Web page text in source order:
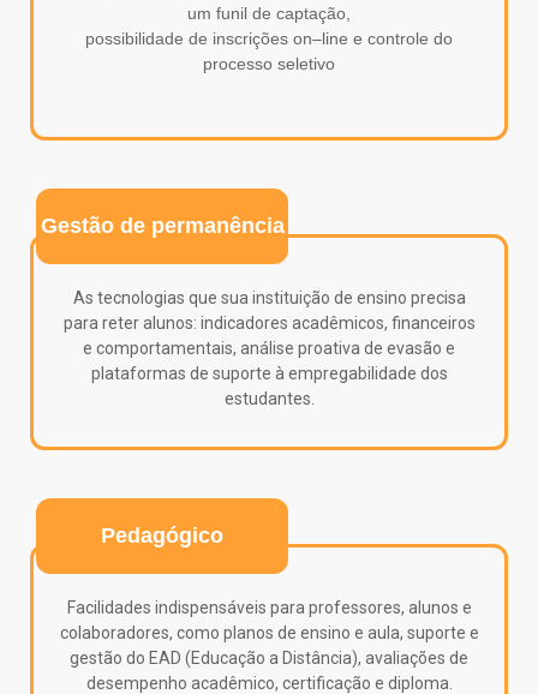
um funil de captação,
possibilidade de inscrições on–line e controle do
processo seletivo
Gestão de permanência
As tecnologias que sua instituição de ensino precisa
para reter alunos: indicadores acadêmicos, financeiros
e comportamentais, análise proativa de evasão e
plataformas de suporte à empregabilidade dos
estudantes.
Pedagógico
Facilidades indispensáveis para professores, alunos e
colaboradores, como planos de ensino e aula, suporte e
gestão do EAD (Educação a Distância), avaliações de
desempenho acadêmico, certificação e diploma.